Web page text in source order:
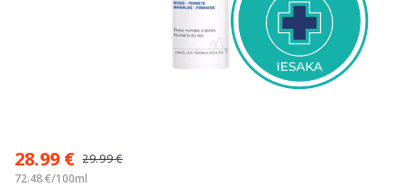
28.99 € 29.99 €
72.48 €/100ml